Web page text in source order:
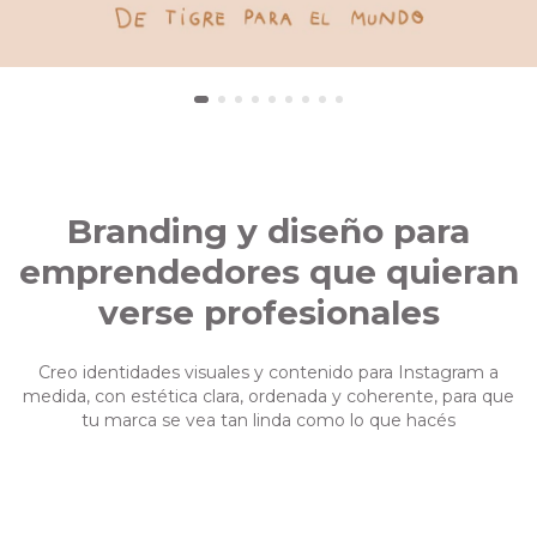
Branding y diseño para
emprendedores que quieran
verse profesionales
Creo identidades visuales y contenido para Instagram a
medida, con estética clara, ordenada y coherente, para que
tu marca se vea tan linda como lo que hacés